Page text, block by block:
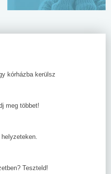
kórházba kerülsz
meg többet!
Teszteld!